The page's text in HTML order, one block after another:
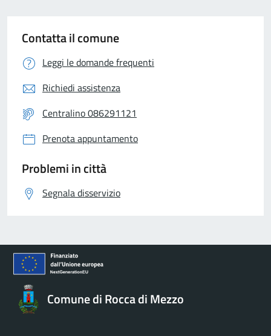
Contatta il comune
Leggi le domande frequenti
Richiedi assistenza
Centralino 086291121
Prenota appuntamento
Problemi in città
Segnala disservizio
Comune di Rocca di Mezzo